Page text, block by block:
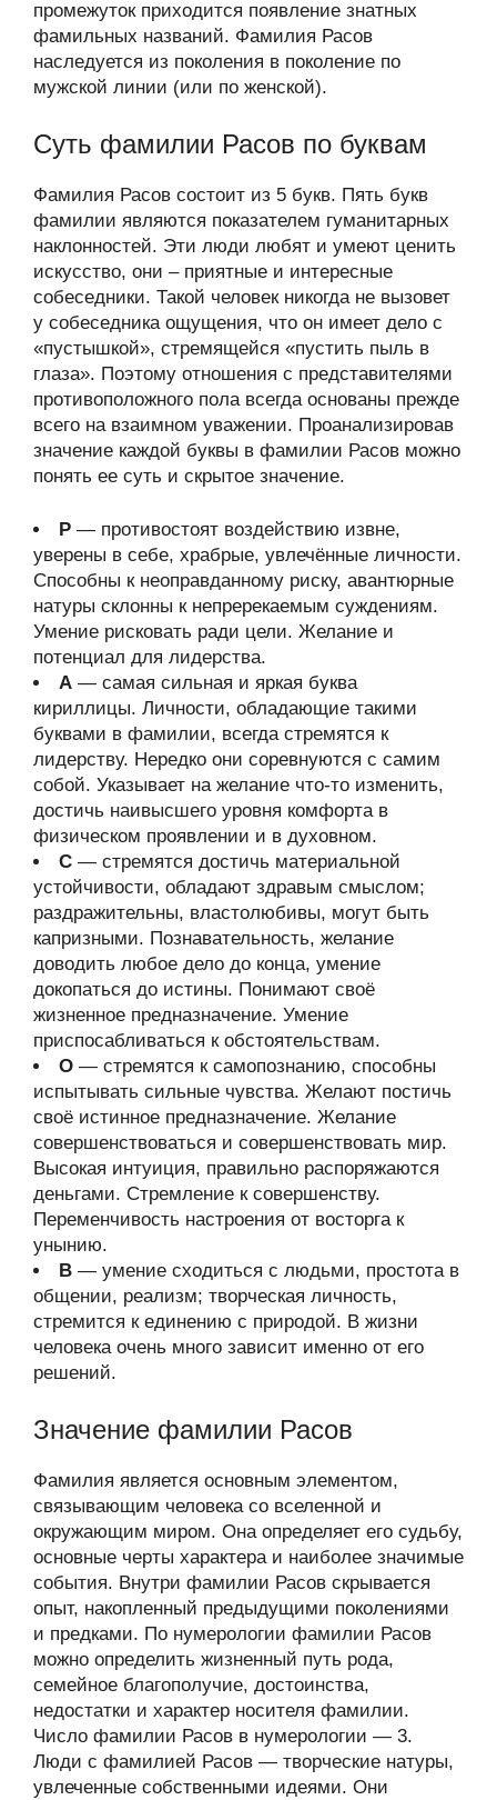
промежуток приходится появление знатных
фамильных названий. Фамилия Расов
наследуется из поколения в поколение по
мужской линии (или по женской).
Суть фамилии Расов по буквам
Фамилия Расов состоит из 5 букв. Пять букв
фамилии являются показателем гуманитарных
наклонностей. Эти люди любят и умеют ценить
искусство, они – приятные и интересные
собеседники. Такой человек никогда не вызовет
у собеседника ощущения, что он имеет дело с
«пустышкой», стремящейся «пустить пыль в
глаза». Поэтому отношения с представителями
противоположного пола всегда основаны прежде
всего на взаимном уважении. Проанализировав
значение каждой буквы в фамилии Расов можно
понять ее суть и скрытое значение.
Р — противостоят воздействию извне,
уверены в себе, храбрые, увлечённые личности.
Способны к неоправданному риску, авантюрные
натуры склонны к непререкаемым суждениям.
Умение рисковать ради цели. Желание и
потенциал для лидерства.
А — самая сильная и яркая буква
кириллицы. Личности, обладающие такими
буквами в фамилии, всегда стремятся к
лидерству. Нередко они соревнуются с самим
собой. Указывает на желание что-то изменить,
достичь наивысшего уровня комфорта в
физическом проявлении и в духовном.
С — стремятся достичь материальной
устойчивости, обладают здравым смыслом;
раздражительны, властолюбивы, могут быть
капризными. Познавательность, желание
доводить любое дело до конца, умение
докопаться до истины. Понимают своё
жизненное предназначение. Умение
приспосабливаться к обстоятельствам.
О — стремятся к самопознанию, способны
испытывать сильные чувства. Желают постичь
своё истинное предназначение. Желание
совершенствоваться и совершенствовать мир.
Высокая интуиция, правильно распоряжаются
деньгами. Стремление к совершенству.
Переменчивость настроения от восторга к
унынию.
В — умение сходиться с людьми, простота в
общении, реализм; творческая личность,
стремится к единению с природой. В жизни
человека очень много зависит именно от его
решений.
Значение фамилии Расов
Фамилия является основным элементом,
связывающим человека со вселенной и
окружающим миром. Она определяет его судьбу,
основные черты характера и наиболее значимые
события. Внутри фамилии Расов скрывается
опыт, накопленный предыдущими поколениями
и предками. По нумерологии фамилии Расов
можно определить жизненный путь рода,
семейное благополучие, достоинства,
недостатки и характер носителя фамилии.
Число фамилии Расов в нумерологии — 3.
Люди с фамилией Расов — творческие натуры,
увлеченные собственными идеями. Они